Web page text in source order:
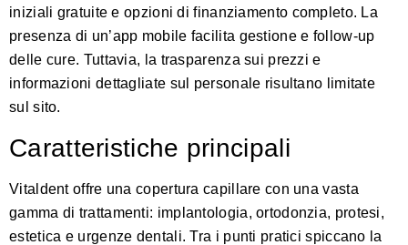
iniziali gratuite e opzioni di finanziamento completo. La
presenza di un’app mobile facilita gestione e follow-up
delle cure. Tuttavia, la trasparenza sui prezzi e
informazioni dettagliate sul personale risultano limitate
sul sito.
Caratteristiche principali
Vitaldent offre una copertura capillare con una vasta
gamma di trattamenti: implantologia, ortodonzia, protesi,
estetica e urgenze dentali. Tra i punti pratici spiccano la